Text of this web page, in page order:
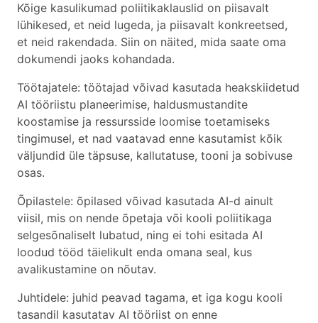
Kõige kasulikumad poliitikaklauslid on piisavalt
lühikesed, et neid lugeda, ja piisavalt konkreetsed,
et neid rakendada. Siin on näited, mida saate oma
dokumendi jaoks kohandada.
Töötajatele: töötajad võivad kasutada heakskiidetud
AI tööriistu planeerimise, haldusmustandite
koostamise ja ressursside loomise toetamiseks
tingimusel, et nad vaatavad enne kasutamist kõik
väljundid üle täpsuse, kallutatuse, tooni ja sobivuse
osas.
Õpilastele: õpilased võivad kasutada AI-d ainult
viisil, mis on nende õpetaja või kooli poliitikaga
selgesõnaliselt lubatud, ning ei tohi esitada AI
loodud tööd täielikult enda omana seal, kus
avalikustamine on nõutav.
Juhtidele: juhid peavad tagama, et iga kogu kooli
tasandil kasutatav AI tööriist on enne